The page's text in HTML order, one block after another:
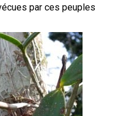
par ces peuples